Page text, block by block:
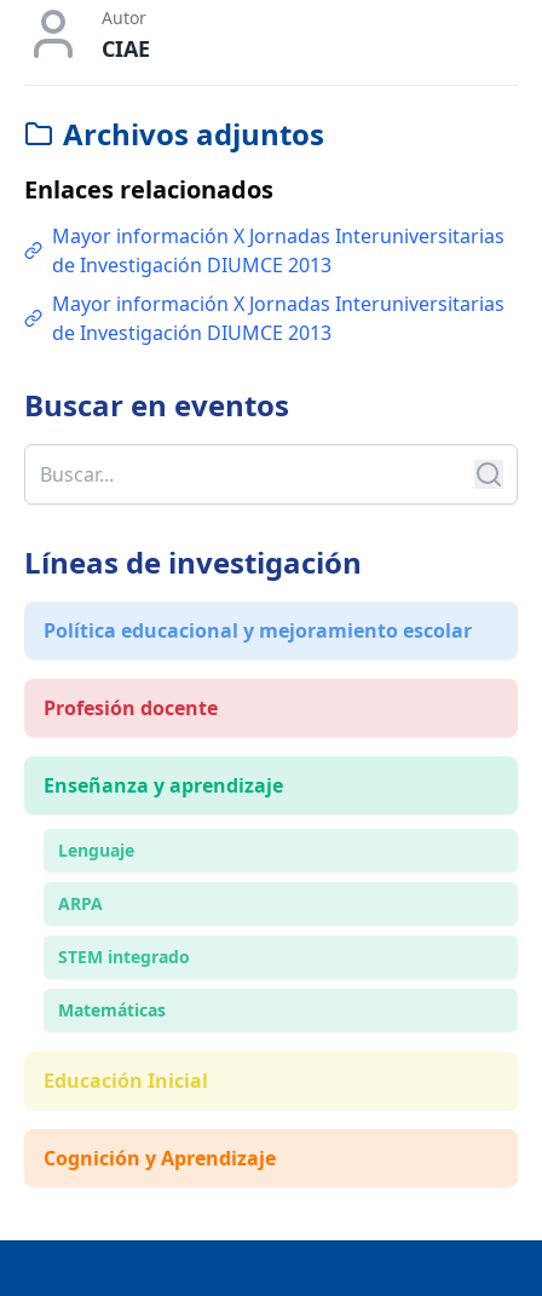
Autor
CIAE
Archivos adjuntos
Enlaces relacionados
Mayor información X Jornadas Interuniversitarias
de Investigación DIUMCE 2013
Mayor información X Jornadas Interuniversitarias
de Investigación DIUMCE 2013
Buscar en eventos
Líneas de investigación
Política educacional y mejoramiento escolar
Profesión docente
Enseñanza y aprendizaje
Lenguaje
ARPA
STEM integrado
Matemáticas
Educación Inicial
Cognición y Aprendizaje